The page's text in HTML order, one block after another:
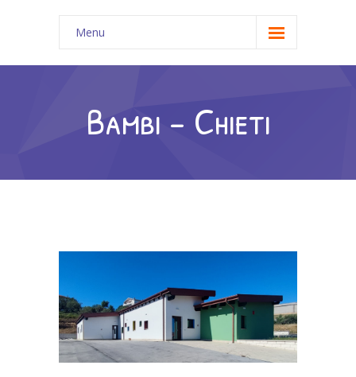
Menu
Home
-- Chi siamo
I nostri nidi
-- I nostri nidi
---- Piccoli Passi Bio – Miglianico
Bambi - Chieti